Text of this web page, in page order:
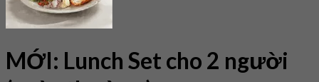
MỚI: Lunch Set cho 2 người